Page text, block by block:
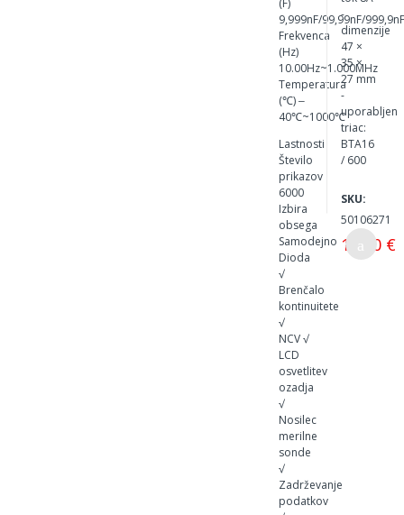
(F)
9,999nF/99,99nF/
Frekvenca
(Hz)
10.00Hz~1.000MHz
Temperatura
(℃) ‒
40℃~1000℃
Lastnosti
Število
prikazov
6000
Izbira
obsega
Samodejno
Dioda
√
Brenčalo
kontinuitete
√
NCV √
LCD
osvetlitev
ozadja
√
Nosilec
merilne
sonde
√
Zadrževanje
podatkov
-
dimenzije
47 ×
35 ×
27 mm
-
uporabljen
triac:
BTA16
/ 600
SKU:
50106271
14,00 €